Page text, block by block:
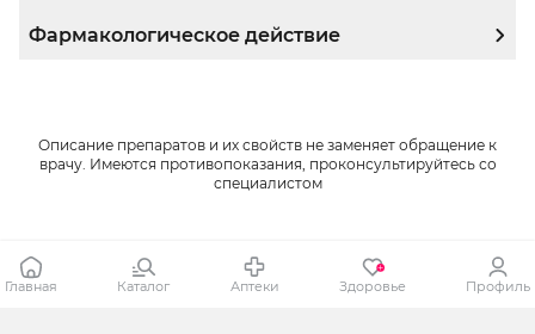
Фармакологическое действие
Описание препаратов и их свойств не заменяет обращение к
врачу. Имеются противопоказания, проконсультируйтесь со
специалистом
Главная Каталог Аптеки Здоровье Профиль